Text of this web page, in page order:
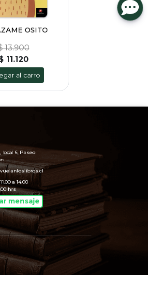
OSITO
13.900
11.120
al carro
local 6, Paseo
a 14.00
hrs
mensaje